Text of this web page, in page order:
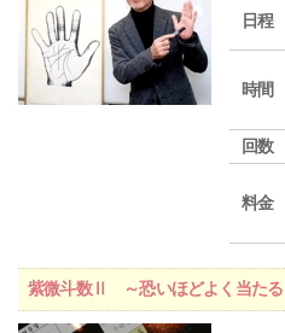
日程
時間
回数
料金
紫微斗数Ⅱ ～恐いほどよく当たる